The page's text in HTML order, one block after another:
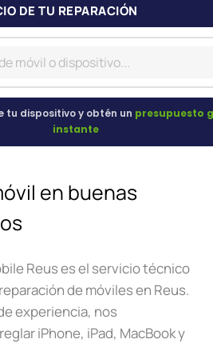
DE TU REPARACIÓN
tu dispositivo y obtén un presupuesto
instante
en buenas
Reus es el servicio técnico
de móviles en Reus.
experiencia, nos
iPhone, iPad, MacBook y